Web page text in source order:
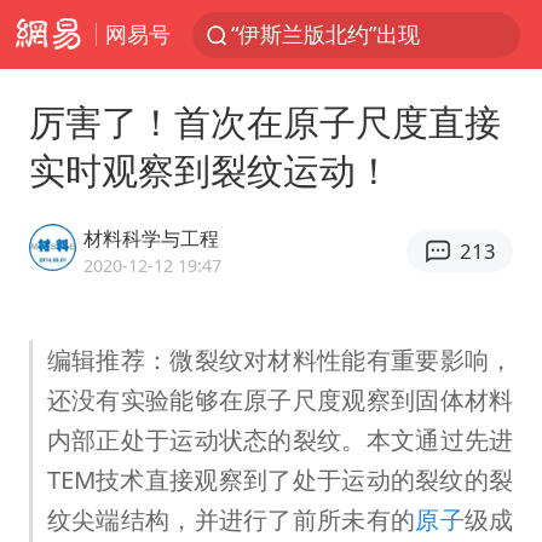
网易号
“伊斯兰版北约”出现
外国游客的“中国游三件套”火了
上海大部迎大暴雨
白海豚在海上打了个结
方桃子代言广告视频已下架
浙江海域将现5到8米巨浪到狂浪
辽宁省深化扫黑除恶专项斗争
谢霆锋演唱会隔空祝王菲生日快乐
厉害了！首次在原子尺度直接
实时观察到裂纹运动！
材料科学与工程
2020-12-12 19:47
213
编辑推荐：微裂纹对材料性能有重要影响，
还没有实验能够在原子尺度观察到固体材料
内部正处于运动状态的裂纹。本文通过先进
TEM技术直接观察到了处于运动的裂纹的裂
纹尖端结构，并进行了前所未有的原子级成